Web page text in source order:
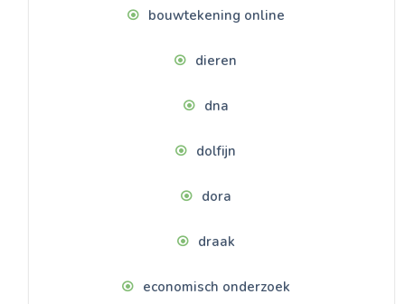
bouwtekening online
dieren
dna
dolfijn
dora
draak
economisch onderzoek